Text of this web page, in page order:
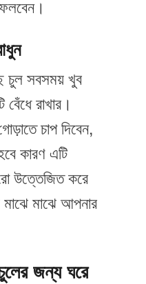
চুল সবসময় খুব
রাখার।
চাপ দিবেন,
কারণ এটি
উত্তেজিত করে
মাঝে আপনার
জন্য ঘরে